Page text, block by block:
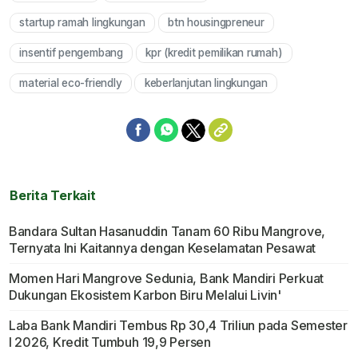
startup ramah lingkungan btn housingpreneur
insentif pengembang kpr (kredit pemilikan rumah)
material eco-friendly keberlanjutan lingkungan
Berita Terkait
Bandara Sultan Hasanuddin Tanam 60 Ribu Mangrove,
Ternyata Ini Kaitannya dengan Keselamatan Pesawat
Momen Hari Mangrove Sedunia, Bank Mandiri Perkuat
Dukungan Ekosistem Karbon Biru Melalui Livin'
Laba Bank Mandiri Tembus Rp 30,4 Triliun pada Semester
I 2026, Kredit Tumbuh 19,9 Persen